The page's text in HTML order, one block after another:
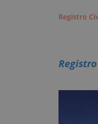
Registro